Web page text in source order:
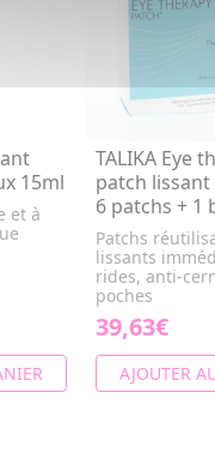
15ml
et à
TALIKA Eye
patch
6 patchs + 1
Patchs
lissants
rides, anti-
poches
39,63€
AJOUTER